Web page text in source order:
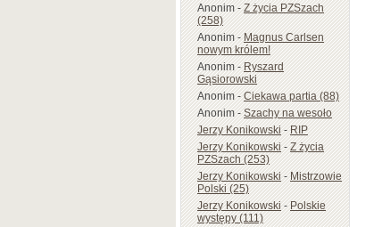
Anonim-Z życia PZSzach
(258)
Anonim-Magnus Carlsen
nowym królem!
Anonim-Ryszard
Gąsiorowski
Anonim-Ciekawa partia (88)
Anonim-Szachy na wesoło
Jerzy Konikowski-RIP
Jerzy Konikowski-Z życia
PZSzach (253)
Jerzy Konikowski-Mistrzowie
Polski (25)
Jerzy Konikowski-Polskie
występy (111)